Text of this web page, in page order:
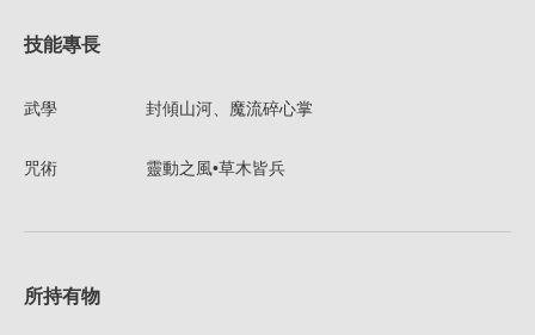
技能專長
武學 封傾山河、魔流碎心掌
咒術 靈動之風•草木皆兵
所持有物